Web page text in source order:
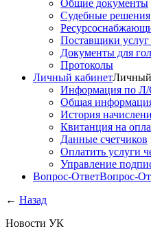
Общие документы
Судебные решения
Поставщики
Документы для
Протоколы
Личный кабинетЛичный
Информация по
Общая
История
Квитанция на
Данные счетчиков
Оплатить услуги
Управление
Вопрос-ОтветВопрос-
← Назад
Новости УК